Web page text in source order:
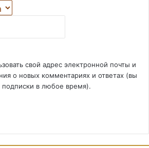
свой адрес электронной почты и
о новых комментариях и ответах (вы
подписки в любое время).